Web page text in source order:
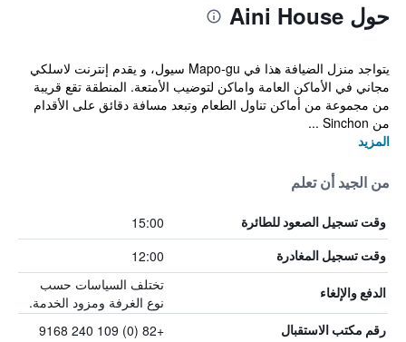
حول Aini House
يتواجد منزل الضيافة هذا في Mapo-gu سيول، و يقدم إنترنت لاسلكي
مجاني في الأماكن العامة واماكن لتوضيب الأمتعة. المنطقة تقع قريبة
من مجموعة من أماكن تناول الطعام وتبعد مسافة دقائق على الأقدام
من Sinchon ...
المزيد
من الجيد أن تعلم
وقت تسجيل الصعود للطائرة 15:00
وقت تسجيل المغادرة 12:00
الدفع والإلغاء
تختلف السياسات حسب
نوع الغرفة ومزود الخدمة.
رقم مكتب الاستقبال +82 (0) 109 240 9168